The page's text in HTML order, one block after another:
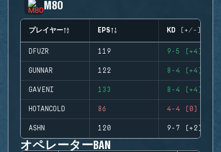
M80
プレイヤー EPS KD (+/-)
DFUZR 119 9-5 (+4)
GUNNAR 122 8-4 (+4)
GAVENI 133 8-4 (+4)
HOTANCOLD 86 4-4 (0)
ASHN 120 9-7 (+2)
オペレーターBAN